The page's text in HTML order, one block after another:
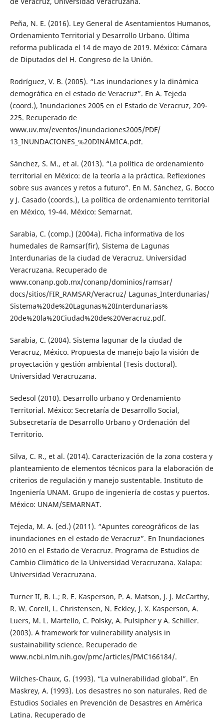
Peña, N. E. (2016). Ley General de Asentamientos Humanos,
Ordenamiento Territorial y Desarrollo Urbano. Última
reforma publicada el 14 de mayo de 2019. México: Cámara
de Diputados del H. Congreso de la Unión.
Rodríguez, V. B. (2005). “Las inundaciones y la dinámica
demográfica en el estado de Veracruz”. En A. Tejeda
(coord.), Inundaciones 2005 en el Estado de Veracruz, 209-
225. Recuperado de
www.uv.mx/eventos/inundaciones2005/PDF/
13_INUNDACIONES_%20DINÁMICA.pdf.
Sánchez, S. M., et al. (2013). “La política de ordenamiento
territorial en México: de la teoría a la práctica. Reflexiones
sobre sus avances y retos a futuro”. En M. Sánchez, G. Bocco
y J. Casado (coords.), La política de ordenamiento territorial
en México, 19-44. México: Semarnat.
Sarabia, C. (comp.) (2004a). Ficha informativa de los
humedales de Ramsar(fir), Sistema de Lagunas
Interdunarias de la ciudad de Veracruz. Universidad
Veracruzana. Recuperado de
www.conanp.gob.mx/conanp/dominios/ramsar/
docs/sitios/FIR_RAMSAR/Veracruz/ Lagunas_Interdunarias/
Sistema%20de%20Lagunas%20Interdunarias%
20de%20la%20Ciudad%20de%20Veracruz.pdf.
Sarabia, C. (2004). Sistema lagunar de la ciudad de
Veracruz, México. Propuesta de manejo bajo la visión de
proyectación y gestión ambiental (Tesis doctoral).
Universidad Veracruzana.
Sedesol (2010). Desarrollo urbano y Ordenamiento
Territorial. México: Secretaría de Desarrollo Social,
Subsecretaría de Desarrollo Urbano y Ordenación del
Territorio.
Silva, C. R., et al. (2014). Caracterización de la zona costera y
planteamiento de elementos técnicos para la elaboración de
criterios de regulación y manejo sustentable. Instituto de
Ingeniería UNAM. Grupo de ingeniería de costas y puertos.
México: UNAM/SEMARNAT.
Tejeda, M. A. (ed.) (2011). “Apuntes coreográficos de las
inundaciones en el estado de Veracruz”. En Inundaciones
2010 en el Estado de Veracruz. Programa de Estudios de
Cambio Climático de la Universidad Veracruzana. Xalapa:
Universidad Veracruzana.
Turner II, B. L.; R. E. Kasperson, P. A. Matson, J. J. McCarthy,
R. W. Corell, L. Christensen, N. Eckley, J. X. Kasperson, A.
Luers, M. L. Martello, C. Polsky, A. Pulsipher y A. Schiller.
(2003). A framework for vulnerability analysis in
sustainability science. Recuperado de
www.ncbi.nlm.nih.gov/pmc/articles/PMC166184/.
Wilches-Chaux, G. (1993). “La vulnerabilidad global”. En
Maskrey, A. (1993). Los desastres no son naturales. Red de
Estudios Sociales en Prevención de Desastres en América
Latina. Recuperado de